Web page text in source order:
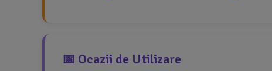
📅 Ocazii de Utilizare